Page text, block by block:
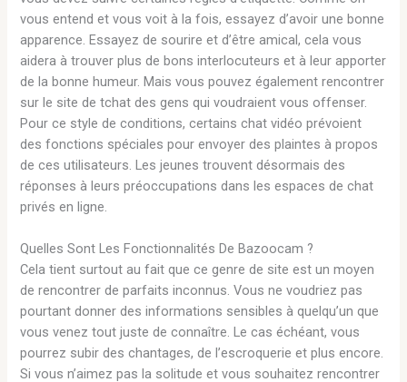
vous entend et vous voit à la fois, essayez d’avoir une bonne
apparence. Essayez de sourire et d’être amical, cela vous
aidera à trouver plus de bons interlocuteurs et à leur apporter
de la bonne humeur. Mais vous pouvez également rencontrer
sur le site de tchat des gens qui voudraient vous offenser.
Pour ce style de conditions, certains chat vidéo prévoient
des fonctions spéciales pour envoyer des plaintes à propos
de ces utilisateurs. Les jeunes trouvent désormais des
réponses à leurs préoccupations dans les espaces de chat
privés en ligne.
Quelles Sont Les Fonctionnalités De Bazoocam ?
Cela tient surtout au fait que ce genre de site est un moyen
de rencontrer de parfaits inconnus. Vous ne voudriez pas
pourtant donner des informations sensibles à quelqu’un que
vous venez tout juste de connaître. Le cas échéant, vous
pourrez subir des chantages, de l’escroquerie et plus encore.
Si vous n’aimez pas la solitude et vous souhaitez rencontrer